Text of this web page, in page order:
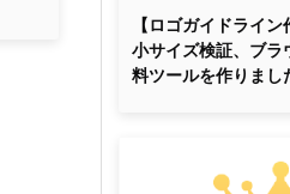
【ロゴガイドライ
小サイズ検証、ブラ
料ツールを作りまし